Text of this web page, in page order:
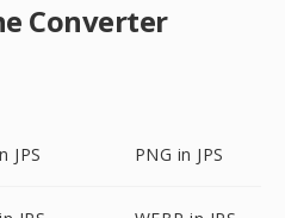
Converter
JPS PNG in JPS